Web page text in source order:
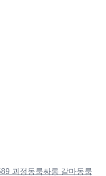
괴정동룸싸롱 갈마동룸